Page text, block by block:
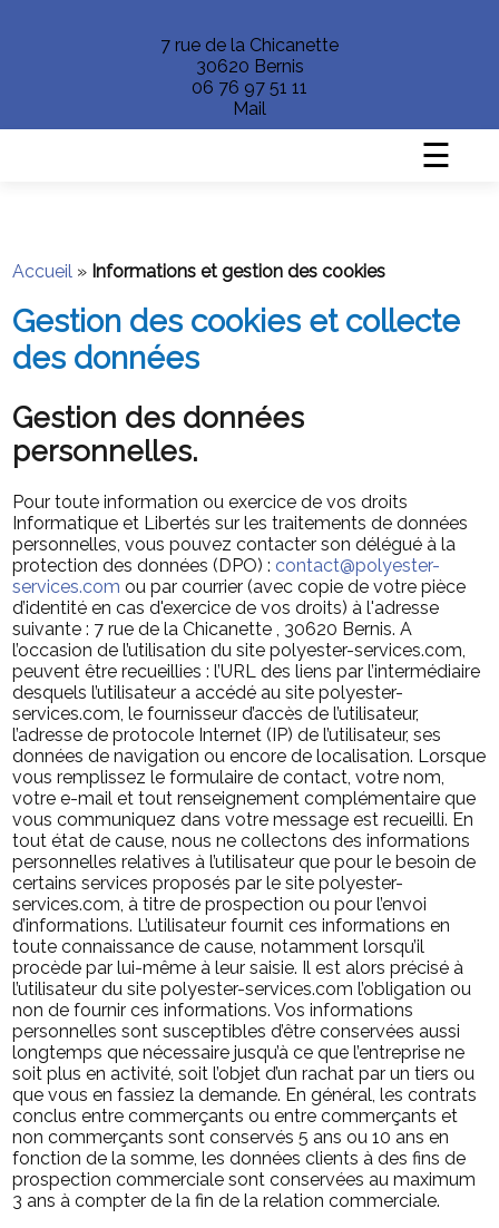
7 rue de la Chicanette
30620 Bernis
06 76 97 51 11
Mail
☰
Accueil » Informations et gestion des cookies
Gestion des cookies et collecte
des données
Gestion des données
personnelles.
Pour toute information ou exercice de vos droits
Informatique et Libertés sur les traitements de données
personnelles, vous pouvez contacter son délégué à la
protection des données (DPO) : contact@polyester-
services.com ou par courrier (avec copie de votre pièce
d’identité en cas d'exercice de vos droits) à l'adresse
suivante : 7 rue de la Chicanette , 30620 Bernis. A
l’occasion de l’utilisation du site polyester-services.com,
peuvent être recueillies : l’URL des liens par l’intermédiaire
desquels l’utilisateur a accédé au site polyester-
services.com, le fournisseur d’accès de l’utilisateur,
l’adresse de protocole Internet (IP) de l’utilisateur, ses
données de navigation ou encore de localisation. Lorsque
vous remplissez le formulaire de contact, votre nom,
votre e-mail et tout renseignement complémentaire que
vous communiquez dans votre message est recueilli. En
tout état de cause, nous ne collectons des informations
personnelles relatives à l’utilisateur que pour le besoin de
certains services proposés par le site polyester-
services.com, à titre de prospection ou pour l’envoi
d’informations. L’utilisateur fournit ces informations en
toute connaissance de cause, notamment lorsqu’il
procède par lui-même à leur saisie. Il est alors précisé à
l’utilisateur du site polyester-services.com l’obligation ou
non de fournir ces informations. Vos informations
personnelles sont susceptibles d’être conservées aussi
longtemps que nécessaire jusqu’à ce que l’entreprise ne
soit plus en activité, soit l’objet d’un rachat par un tiers ou
que vous en fassiez la demande. En général, les contrats
conclus entre commerçants ou entre commerçants et
non commerçants sont conservés 5 ans ou 10 ans en
fonction de la somme, les données clients à des fins de
prospection commerciale sont conservées au maximum
3 ans à compter de la fin de la relation commerciale.